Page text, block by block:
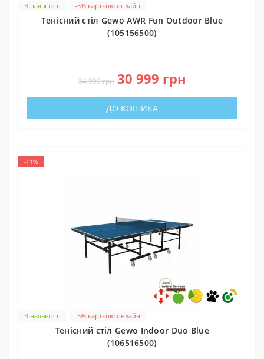
В наявності -5% карткою онлайн
Тенісний стіл Gewo AWR Fun Outdoor Blue
(105156500)
34 999 грн 30 999 грн
ДО КОШИКА
-11%
В наявності -5% карткою онлайн
Тенісний стіл Gewo Indoor Duo Blue
(106516500)